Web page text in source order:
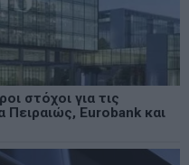
στόχοι για τις
Πειραιώς, Eurobank και